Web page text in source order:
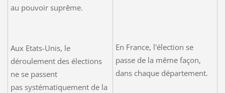
au pouvoir suprême.
Aux Etats-Unis, le
déroulement des élections
ne se passent
pas systématiquement de la
En France, l'élection se
passe de la même façon,
dans chaque département.